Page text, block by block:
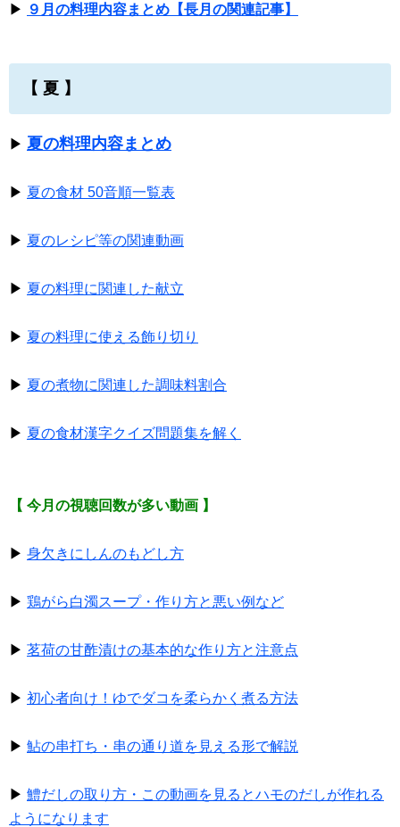
▶ ９月の料理内容まとめ【長月の関連記事】
【 夏 】
▶ 夏の料理内容まとめ
▶ 夏の食材 50音順一覧表
▶ 夏のレシピ等の関連動画
▶ 夏の料理に関連した献立
▶ 夏の料理に使える飾り切り
▶ 夏の煮物に関連した調味料割合
▶ 夏の食材漢字クイズ問題集を解く
【 今月の視聴回数が多い動画 】
▶ 身欠きにしんのもどし方
▶ 鶏がら白濁スープ・作り方と悪い例など
▶ 茗荷の甘酢漬けの基本的な作り方と注意点
▶ 初心者向け！ゆでダコを柔らかく煮る方法
▶ 鮎の串打ち・串の通り道を見える形で解説
▶ 鱧だしの取り方・この動画を見るとハモのだしが作れる
ようになります